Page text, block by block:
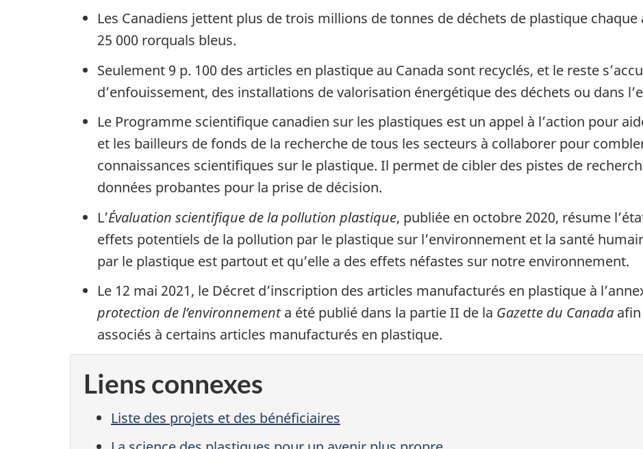
Les Canadiens jettent plus de trois millions de tonnes de déchets de plastique chaque
25 000 rorquals bleus.
Seulement 9 p. 100 des articles en plastique au Canada sont recyclés, et le reste
d’enfouissement, des installations de valorisation énergétique des déchets ou dans
Le Programme scientifique canadien sur les plastiques est un appel à l’action pour
et les bailleurs de fonds de la recherche de tous les secteurs à collaborer pour
connaissances scientifiques sur le plastique. Il permet de cibler des pistes de
données probantes pour la prise de décision.
L’Évaluation scientifique de la pollution plastique, publiée en octobre 2020, résume
effets potentiels de la pollution par le plastique sur l’environnement et la santé
par le plastique est partout et qu’elle a des effets néfastes sur notre environnement.
Le 12 mai 2021, le Décret d’inscription des articles manufacturés en plastique à
protection de l’environnementa été publié dans la partie II de la Gazette du Canada
associés à certains articles manufacturés en plastique.
Liens connexes
Liste des projets et des bénéficiaires